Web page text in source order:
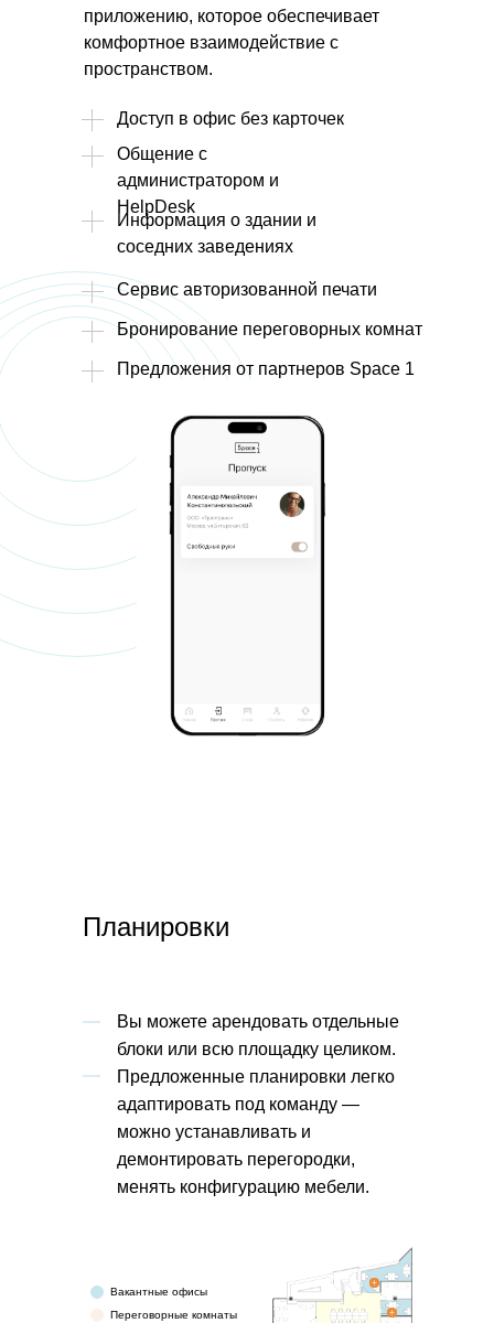
приложению, которое обеспечивает
комфортное взаимодействие с
пространством.
Доступ в офис без карточек
Общение с
администратором и
HelpDesk
Информация о здании и
соседних заведениях
Сервис авторизованной печати
Бронирование переговорных комнат
Предложения от партнеров Space 1
Планировки
Вы можете арендовать отдельные
блоки или всю площадку целиком.
Предложенные планировки легко
адаптировать под команду —
можно устанавливать и
демонтировать перегородки,
менять конфигурацию мебели.
Переговорные комнаты
Вакантные офисы